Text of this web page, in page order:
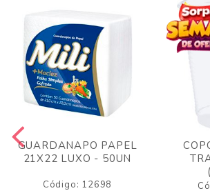
GUARDANAPO PAPEL
21X22 LUXO - 50UN
Código: 12698